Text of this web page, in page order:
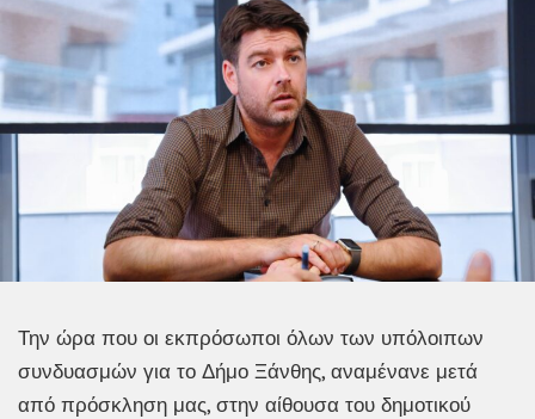
Την ώρα που οι εκπρόσωποι όλων των υπόλοιπων
συνδυασμών για το Δήμο Ξάνθης, αναμένανε μετά
από πρόσκληση μας, στην αίθουσα του δημοτικού